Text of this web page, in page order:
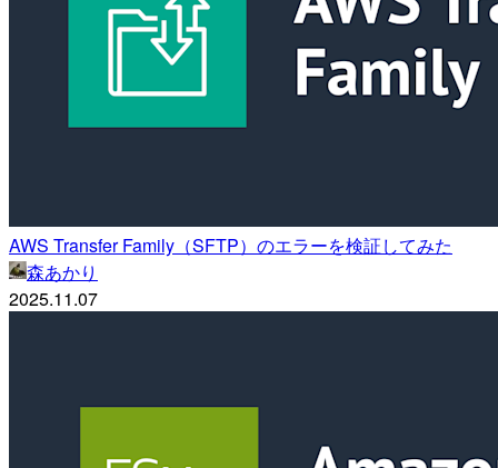
AWS Transfer Family（SFTP）のエラーを検証してみた
森あかり
2025.11.07